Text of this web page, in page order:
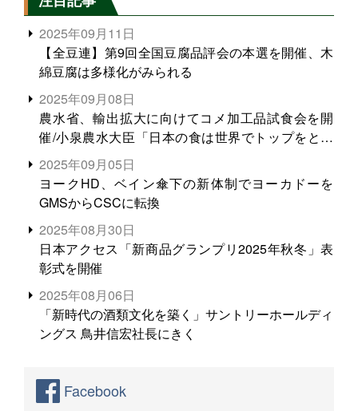
2025年09月11日
【全豆連】第9回全国豆腐品評会の本選を開催、木
綿豆腐は多様化がみられる
2025年09月08日
農水省、輸出拡大に向けてコメ加工品試食会を開
催/小泉農水大臣「日本の食は世界でトップをとれ
る。米増産に向けて、米輸出需要の拡大を」
2025年09月05日
ヨークHD、ベイン傘下の新体制でヨーカドーを
GMSからCSCに転換
2025年08月30日
日本アクセス「新商品グランプリ2025年秋冬」表
彰式を開催
2025年08月06日
「新時代の酒類文化を築く」サントリーホールディ
ングス 鳥井信宏社長にきく
Facebook